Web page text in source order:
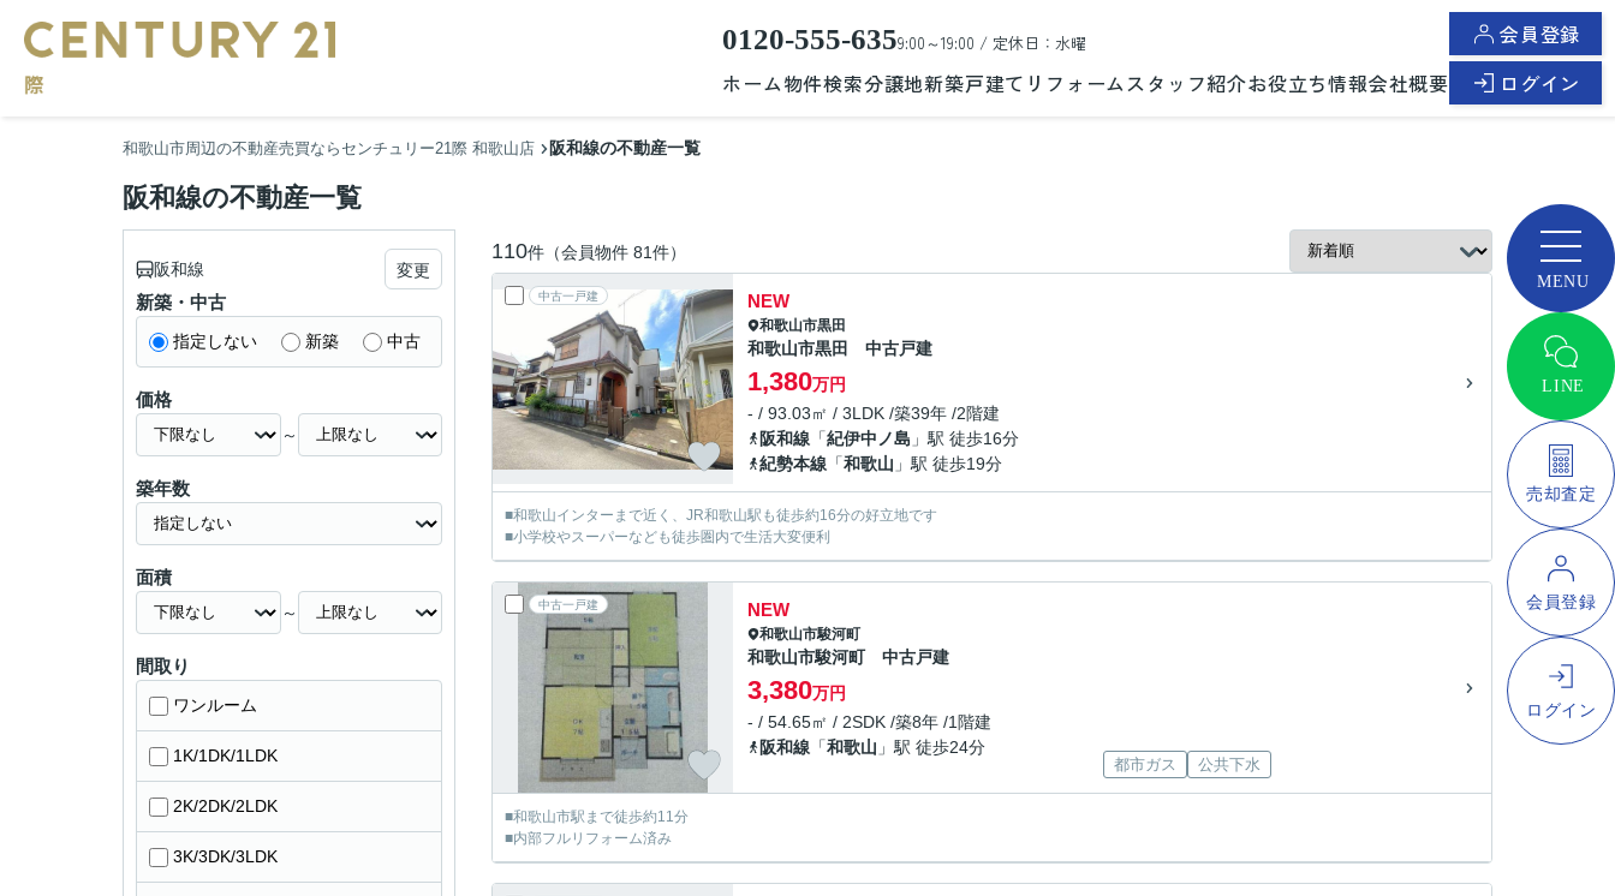
0120-555-6359:00～19:00 / 定休日：水曜
ホーム物件検索分譲地新築戸建て リフォーム スタッフ紹介お役立ち情報会社概要
会員登録
ログイン
和歌山市周辺の不動産売買ならセンチュリー21際 和歌山店 阪和線の不動産一覧
阪和線の不動産一覧
110件（会員物件 81件）
中古一戸建 NEW
和歌山市黒田
和歌山市黒田 中古戸建
1,380万円
- / 93.03㎡ / 3LDK /築39年 /2階建
阪和線 「紀伊中ノ島 」駅 徒歩16分
紀勢本線 「和歌山 」駅 徒歩19分
■和歌山インターまで近く、JR和歌山駅も徒歩約16分の好立地です
■小学校やスーパーなども徒歩圏内で生活大変便利
中古一戸建 NEW
和歌山市駿河町
和歌山市駿河町 中古戸建
3,380万円
- / 54.65㎡ / 2SDK /築8年 /1階建
阪和線 「和歌山 」駅 徒歩24分
都市ガス 公共下水
■和歌山市駅まで徒歩約11分
■内部フルリフォーム済み
阪和線 変更
新築・中古
指定しない 新築 中古
価格
～
築年数
面積
～
間取り
ワンルーム
1K/1DK/1LDK
2K/2DK/2LDK
3K/3DK/3LDK